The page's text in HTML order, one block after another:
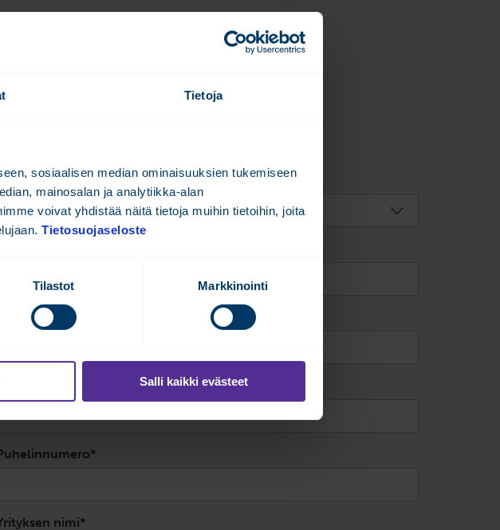
Tietoja
sosiaalisen median ominaisuuksien tukemiseen
mainosalan ja analytiikka-alan
voivat yhdistää näitä tietoja muihin tietoihin, joita
Tietosuojaseloste
Tilastot Markkinointi
Salli kaikki evästeet
etänä/paikan päällä*
Sukunimi*
*
nimi*